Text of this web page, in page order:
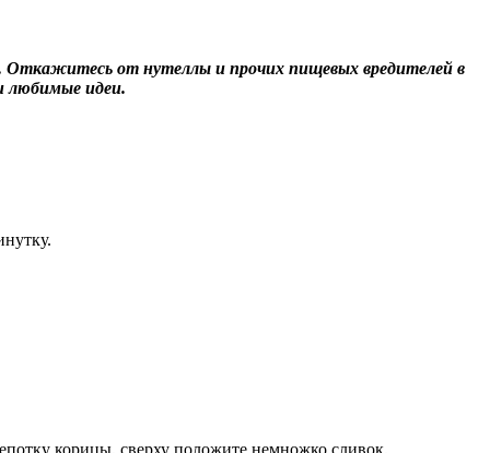
Откажитесь от нутеллы и прочих пищевых вредителей в
любимые идеи.